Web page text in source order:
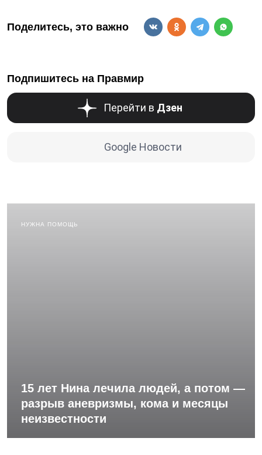
Поделитесь, это важно
Подпишитесь на Правмир
Перейти в Дзен
Google Новости
НУЖНА ПОМОЩЬ
15 лет Нина лечила людей, а потом —
разрыв аневризмы, кома и месяцы
неизвестности